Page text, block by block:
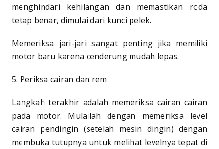
menghindari kehilangan dan memastikan roda
tetap benar, dimulai dari kunci pelek.
Memeriksa jari-jari sangat penting jika memiliki
motor baru karena cenderung mudah lepas.
5. Periksa cairan dan rem
Langkah terakhir adalah memeriksa cairan cairan
pada motor. Mulailah dengan memeriksa level
cairan pendingin (setelah mesin dingin) dengan
membuka tutupnya untuk melihat levelnya tepat di